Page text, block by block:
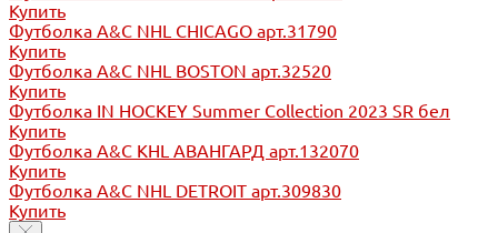
Купить
Футболка A&C NHL CHICAGO арт.31790
Купить
Футболка A&C NHL BOSTON арт.32520
Купить
Футболка IN HOCKEY Summer Collection 2023 SR бел
Купить
Футболка A&C KHL АВАНГАРД арт.132070
Купить
Футболка A&C NHL DETROIT арт.309830
Купить